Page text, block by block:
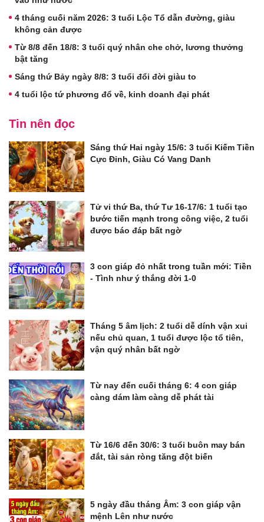
4 tháng cuối năm 2026: 3 tuổi Lộc Tổ dẫn đường, giàu
không cản được
Từ 8/8 đến 18/8: 3 tuổi quý nhân che chở, lương thưởng
bật tăng
Sáng thứ Bảy ngày 8/8: 3 tuổi đổi đời giàu to
4 tuổi lộc tứ phương đổ về, kinh doanh đại phát
Tin nên đọc
Sáng thứ Hai ngày 15/6: 3 tuổi Kiếm Tiền
Cực Đỉnh, Giàu Có Vang Danh
Tử vi thứ Ba, thứ Tư 16-17/6: 1 tuổi tạo
bước tiến mạnh trong công việc, 2 tuổi
được báo đáp bất ngờ
3 con giáp đỏ nhất trong tuần mới: Tiền
- Tình như ý thắng đời 1-0
Tháng 5 âm lịch: 2 tuổi dễ dính vận xui
nếu chủ quan, 1 tuổi được lộc tổ tiên,
vận quý nhân bất ngờ
Từ nay đến cuối tháng 6: 4 con giáp
càng dám làm càng dễ phát tài
Từ 16/6 đến 30/6: 3 tuổi buôn may bán
đắt, tài sản ròng tăng đột biến
5 ngày đầu tháng Âm: 3 con giáp vận
mệnh Lên như nước